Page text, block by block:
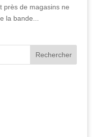
près de magasins ne
la bande...